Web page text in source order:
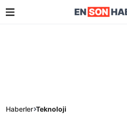
Haberler Teknoloji